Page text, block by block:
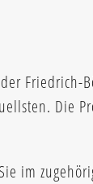
Friedrich-
Die
im